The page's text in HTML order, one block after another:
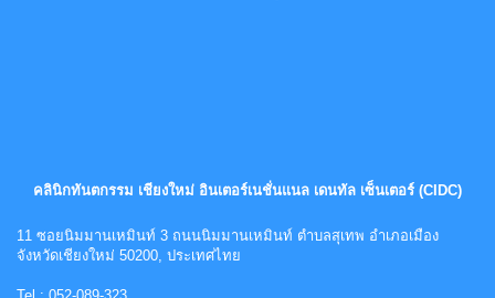
คลินิกทันตกรรม เชียงใหม่ อินเตอร์เนชั่นแนล เดนทัล เซ็นเตอร์ (CIDC)
11 ซอยนิมมานเหมินท์ 3 ถนนนิมมานเหมินท์ ตำบลสุเทพ อำเภอเมือง
จังหวัดเชียงใหม่ 50200, ประเทศไทย